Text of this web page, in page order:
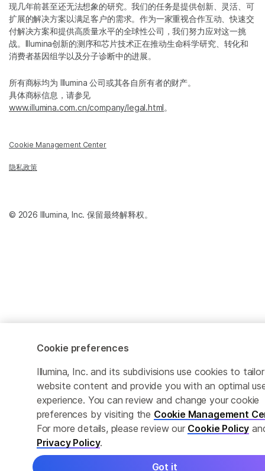
现几年前甚至还无法想象的研究。我们的任务是提供创新、灵活、可
扩展的解决方案以满足客户的需求。作为一家重视合作互动、快速交
付解决方案和提供高质量水平的全球性公司，我们努力应对这一挑
战。Illumina创新的测序和芯片技术正在推动生命科学研究、转化和
消费者基因组学以及分子诊断中的进展。
所有商标均为 Illumina 公司或其各自所有者的财产。
具体商标信息，请参见
www.illumina.com.cn/company/legal.html。
Cookie Management Center
隐私政策
© 2026 Illumina, Inc. 保留最终解释权。
Cookie preferences
Illumina, Inc. and its subdivisions use cookies to tailor
website content and provide you with an optimal
experience. You can review and change your cookie
preferences by visiting the Cookie Management
For more details, please review our Cookie Policy
Privacy Policy.
Got it